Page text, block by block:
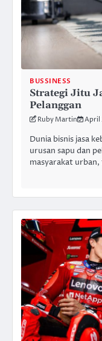
BUSSINESS
Strategi Jitu
Pelanggan
Ruby Martin April
Dunia bisnis jasa
urusan sapu dan
masyarakat